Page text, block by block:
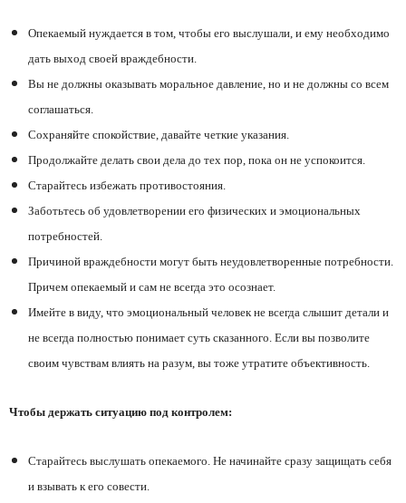
Опекаемый нуждается в том, чтобы его выслушали, и ему необходимо
дать выход своей враждебности.
Вы не должны оказывать моральное давление, но и не должны со всем
соглашаться.
Сохраняйте спокойствие, давайте четкие указания.
Продолжайте делать свои дела до тех пор, пока он не успокоится.
Старайтесь избежать противостояния.
Заботьтесь об удовлетворении его физических и эмоциональных
потребностей.
Причиной враждебности могут быть неудовлетворенные потребности.
Причем опекаемый и сам не всегда это осознает.
Имейте в виду, что эмоциональный человек не всегда слышит детали и
не всегда полностью понимает суть сказанного. Если вы позволите
своим чувствам влиять на разум, вы тоже утратите объективность.
Чтобы держать ситуацию под контролем:
Старайтесь выслушать опекаемого. Не начинайте сразу защищать себя
и взывать к его совести.